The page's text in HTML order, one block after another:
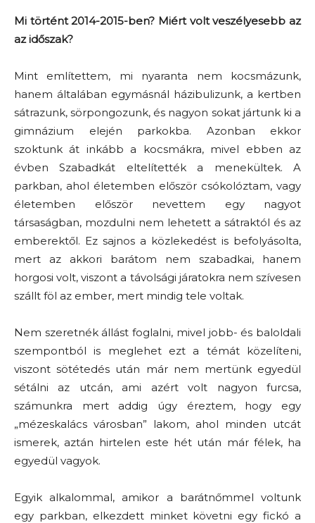
Mi történt 2014-2015-ben? Miért volt veszélyesebb az
az időszak?
Mint említettem, mi nyaranta nem kocsmázunk,
hanem általában egymásnál házibulizunk, a kertben
sátrazunk, sörpongozunk, és nagyon sokat jártunk ki a
gimnázium elején parkokba. Azonban ekkor
szoktunk át inkább a kocsmákra, mivel ebben az
évben Szabadkát eltelítették a menekültek. A
parkban, ahol életemben először csókolóztam, vagy
életemben először nevettem egy nagyot
társaságban, mozdulni nem lehetett a sátraktól és az
emberektől. Ez sajnos a közlekedést is befolyásolta,
mert az akkori barátom nem szabadkai, hanem
horgosi volt, viszont a távolsági járatokra nem szívesen
szállt föl az ember, mert mindig tele voltak.
Nem szeretnék állást foglalni, mivel jobb- és baloldali
szempontból is meglehet ezt a témát közelíteni,
viszont sötétedés után már nem mertünk egyedül
sétálni az utcán, ami azért volt nagyon furcsa,
számunkra mert addig úgy éreztem, hogy egy
„mézeskalács városban” lakom, ahol minden utcát
ismerek, aztán hirtelen este hét után már félek, ha
egyedül vagyok.
Egyik alkalommal, amikor a barátnőmmel voltunk
egy parkban, elkezdett minket követni egy fickó a